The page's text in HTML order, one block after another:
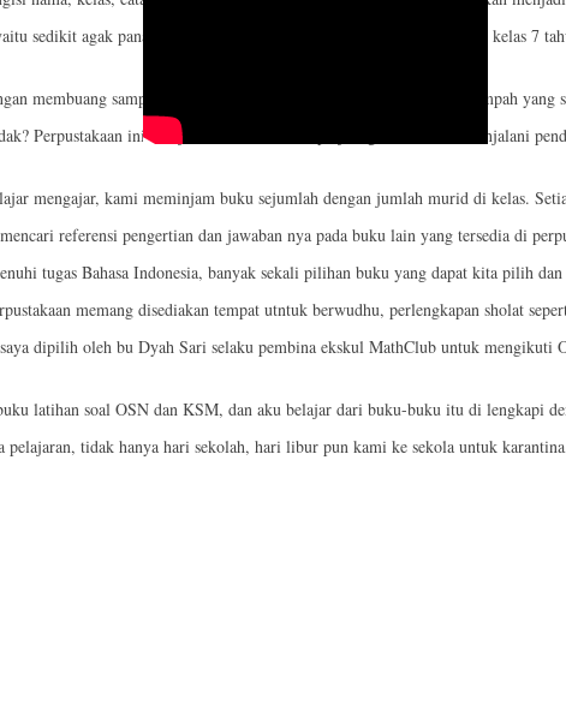
sedikit agak panas dan ruangannya yang kurang luas. Pada saat aku
membuang sampah wadah makanan atau minuman pada tempat sampah
Perpustakaan ini menjadi bukti bisu akan perjuangan ku dalam
mengajar, kami meminjam buku sejumlah dengan jumlah murid di kelas.
referensi pengertian dan jawaban nya pada buku lain yang tersedia di
tugas Bahasa Indonesia, banyak sekali pilihan buku yang dapat kita
memang disediakan tempat utntuk berwudhu, perlengkapan sholat
dipilih oleh bu Dyah Sari selaku pembina ekskul MathClub untuk
latihan soal OSN dan KSM, dan aku belajar dari buku-buku itu di lengkapi
tidak hanya hari sekolah, hari libur pun kami ke sekola untuk